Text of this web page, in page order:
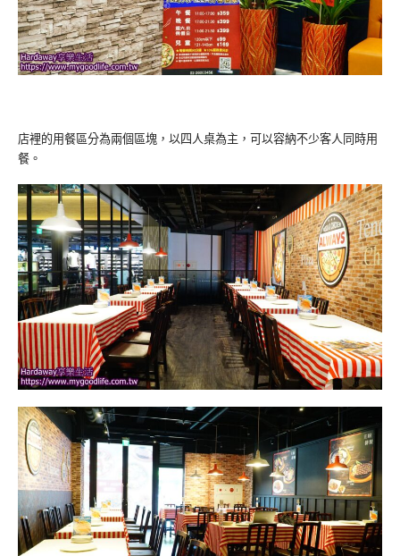
店裡的用餐區分為兩個區塊，以四人桌為主，可以容納不少客人同時用
餐。